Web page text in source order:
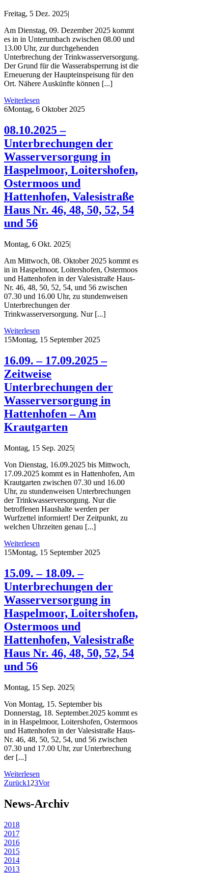
Freitag, 5 Dez. 2025|
Am Dienstag, 09. Dezember 2025 kommt
es in in Unterumbach zwischen 08.00 und
13.00 Uhr, zur durchgehenden
Unterbrechung der Trinkwasserversorgung.
Der Grund für die Wasserabsperrung ist die
Erneuerung der Haupteinspeisung für den
Ort. Nähere Auskünfte können [...]
Weiterlesen
6Montag, 6 Oktober 2025
08.10.2025 –
Unterbrechungen der
Wasserversorgung in
Haspelmoor, Loitershofen,
Ostermoos und
Hattenhofen, Valesistraße
Haus Nr. 46, 48, 50, 52, 54
und 56
Montag, 6 Okt. 2025|
Am Mittwoch, 08. Oktober 2025 kommt es
in in Haspelmoor, Loitershofen, Ostermoos
und Hattenhofen in der Valesistraße Haus-
Nr. 46, 48, 50, 52, 54, und 56 zwischen
07.30 und 16.00 Uhr, zu stundenweisen
Unterbrechungen der
Trinkwasserversorgung. Nur [...]
Weiterlesen
15Montag, 15 September 2025
16.09. – 17.09.2025 –
Zeitweise
Unterbrechungen der
Wasserversorgung in
Hattenhofen – Am
Krautgarten
Montag, 15 Sep. 2025|
Von Dienstag, 16.09.2025 bis Mittwoch,
17.09.2025 kommt es in Hattenhofen, Am
Krautgarten zwischen 07.30 und 16.00
Uhr, zu stundenweisen Unterbrechungen
der Trinkwasserversorgung. Nur die
betroffenen Haushalte werden per
Wurfzettel informiert! Der Zeitpunkt, zu
welchen Uhrzeiten genau [...]
Weiterlesen
15Montag, 15 September 2025
15.09. – 18.09. –
Unterbrechungen der
Wasserversorgung in
Haspelmoor, Loitershofen,
Ostermoos und
Hattenhofen, Valesistraße
Haus Nr. 46, 48, 50, 52, 54
und 56
Montag, 15 Sep. 2025|
Von Montag, 15. September bis
Donnerstag, 18. September.2025 kommt es
in in Haspelmoor, Loitershofen, Ostermoos
und Hattenhofen in der Valesistraße Haus-
Nr. 46, 48, 50, 52, 54, und 56 zwischen
07.30 und 17.00 Uhr, zur Unterbrechung
der [...]
Weiterlesen
Zurück1 23Vor
News-Archiv
2018
2017
2016
2015
2014
2013